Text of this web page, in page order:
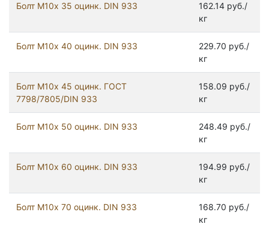
Болт М10х 35 оцинк. DIN 933
162.14 руб./
кг
Болт М10х 40 оцинк. DIN 933
229.70 руб./
кг
Болт М10х 45 оцинк. ГОСТ
7798/7805/DIN 933
158.09 руб./
кг
Болт М10х 50 оцинк. DIN 933
248.49 руб./
кг
Болт М10х 60 оцинк. DIN 933
194.99 руб./
кг
Болт М10х 70 оцинк. DIN 933
168.70 руб./
кг